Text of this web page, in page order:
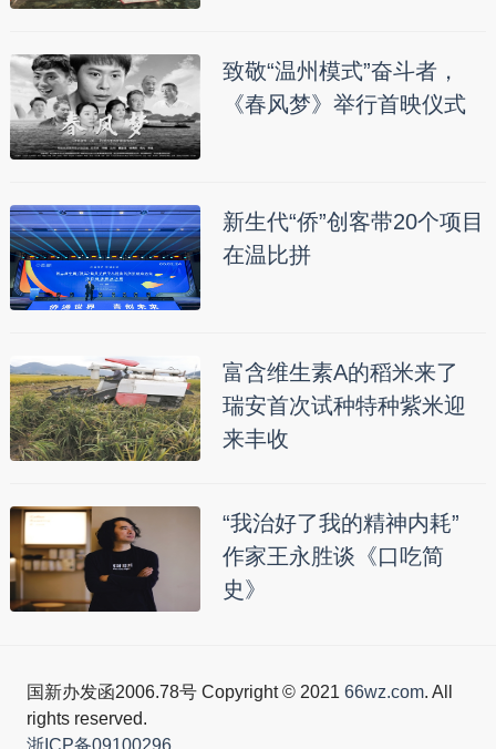
致敬“温州模式”奋斗者，
《春风梦》举行首映仪式
新生代“侨”创客带20个项目
在温比拼
富含维生素A的稻米来了
瑞安首次试种特种紫米迎
来丰收
“我治好了我的精神内耗”
作家王永胜谈《口吃简
史》
国新办发函2006.78号 Copyright © 2021 66wz.com. All
rights reserved.
浙ICP备09100296